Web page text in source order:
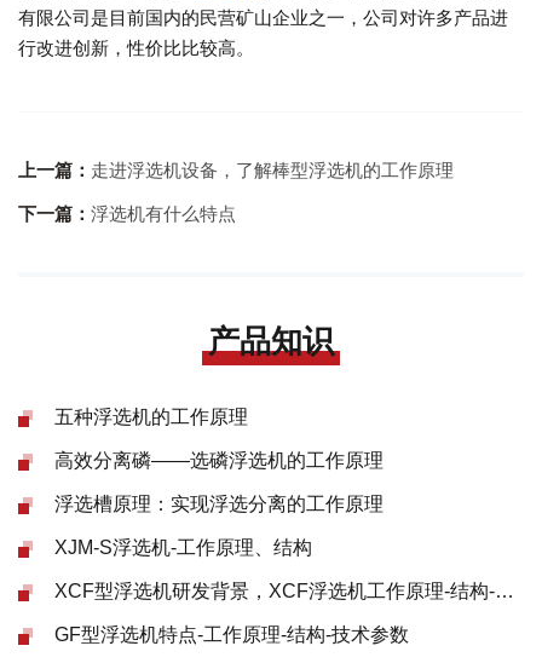
有限公司是目前国内的民营矿山企业之一，公司对许多产品进
行改进创新，性价比比较高。
上一篇： 走进浮选机设备，了解棒型浮选机的工作原理
下一篇： 浮选机有什么特点
产品知识
五种浮选机的工作原理
高效分离磷——选磷浮选机的工作原理
浮选槽原理：实现浮选分离的工作原理
XJM-S浮选机-工作原理、结构
XCF型浮选机研发背景，XCF浮选机工作原理-结构-参数
GF型浮选机特点-工作原理-结构-技术参数